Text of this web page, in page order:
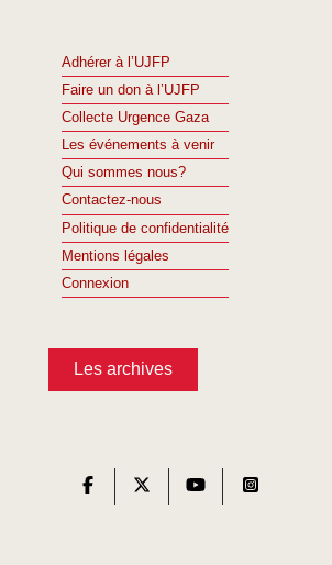
Adhérer à l’UJFP
Faire un don à l’UJFP
Collecte Urgence Gaza
Les événements à venir
Qui sommes nous?
Contactez-nous
Politique de confidentialité
Mentions légales
Connexion
Les archives